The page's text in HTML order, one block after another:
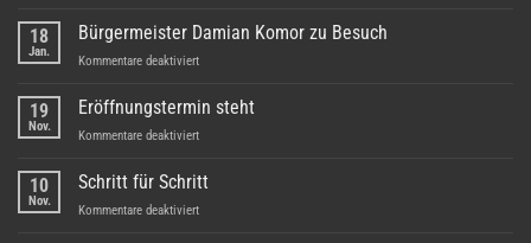
von
Depner
18
Jan.
Bürgermeister Damian Komor zu Besuch
Kommentare deaktiviertfür
Damian
zu
19
Nov.
Eröffnungstermin steht
Kommentare deaktiviertfür
steht
10
Nov.
Schritt für Schritt
Kommentare deaktiviertfür